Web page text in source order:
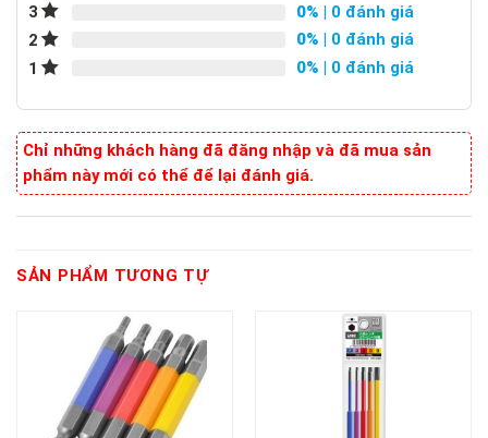
3
0% | 0 đánh giá
2
0% | 0 đánh giá
1
0% | 0 đánh giá
Chỉ những khách hàng đã đăng nhập và đã mua sản
phẩm này mới có thể để lại đánh giá.
SẢN PHẨM TƯƠNG TỰ